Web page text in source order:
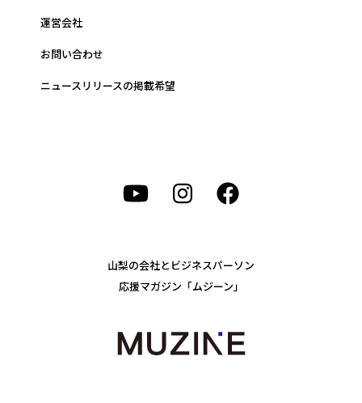
運営会社
お問い合わせ
ニュースリリースの掲載希望
山梨の会社とビジネスパーソン
応援マガジン「ムジーン」